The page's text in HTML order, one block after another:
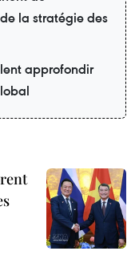
la stratégie des
approfondir